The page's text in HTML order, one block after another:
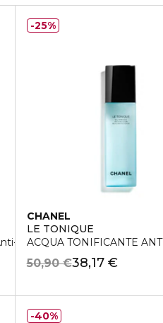
Imperfezioni
CHANEL
LE TONIQUE
ACQUA TONIFICANTE
38,17 €
50,90 €
25%
40%